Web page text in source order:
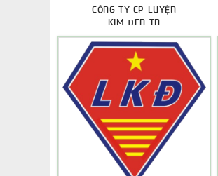
CÔNG TY CP LUYỆN
KIM ĐEN TN